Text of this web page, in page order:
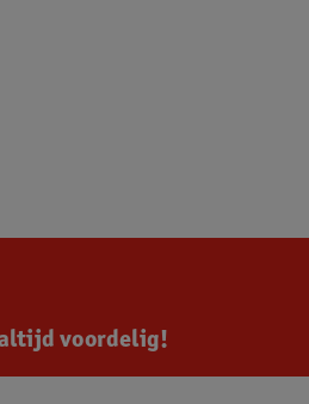
voordelig!